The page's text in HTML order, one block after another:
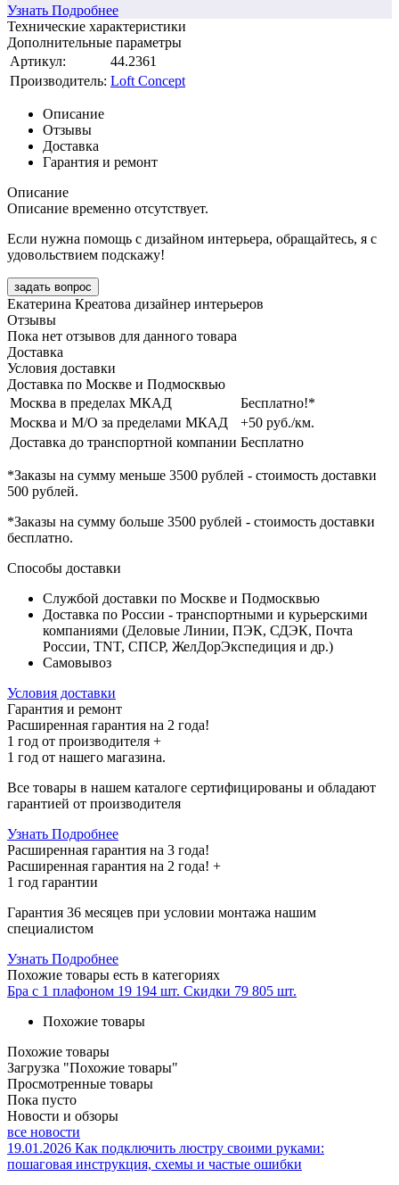
Узнать Подробнее
Технические характеристики
Дополнительные параметры
Артикул:
44.2361
Производитель: Loft Concept
Описание
Отзывы
Доставка
Гарантия и ремонт
Описание
Описание временно отсутствует.
Если нужна помощь с дизайном интерьера, обращайтесь, я с
удовольствием подскажу!
задать вопрос
Екатерина Креатова дизайнер интерьеров
Отзывы
Пока нет отзывов для данного товара
Доставка
Условия доставки
Доставка по Москве и Подмосквью
Москва в пределах МКАД
Бесплатно!*
Москва и М/О за пределами МКАД
+50 руб./км.
Доставка до транспортной компании Бесплатно
*Заказы на сумму меньше 3500 рублей - стоимость доставки
500 рублей.
*Заказы на сумму больше 3500 рублей - стоимость доставки
бесплатно.
Способы доставки
Службой доставки по Москве и Подмосквью
Доставка по России - транспортными и курьерскими
компаниями (Деловые Линии, ПЭК, СДЭК, Почта
России, TNT, СПСР, ЖелДорЭкспедиция и др.)
Самовывоз
Условия доставки
Гарантия и ремонт
Расширенная гарантия на 2 года!
1 год от производителя +
1 год от нашего магазина.
Все товары в нашем каталоге сертифицированы и обладают
гарантией от производителя
Узнать Подробнее
Расширенная гарантия на 3 года!
Расширенная гарантия на 2 года! +
1 год гарантии
Гарантия 36 месяцев при условии монтажа нашим
специалистом
Узнать Подробнее
Похожие товары есть в категориях
Бра с 1 плафоном 19 194 шт. Скидки 79 805 шт.
Похожие товары
Похожие товары
Загрузка "Похожие товары"
Просмотренные товары
Пока пусто
Новости и обзоры
все новости
19.01.2026 Как подключить люстру своими руками:
пошаговая инструкция, схемы и частые ошибки